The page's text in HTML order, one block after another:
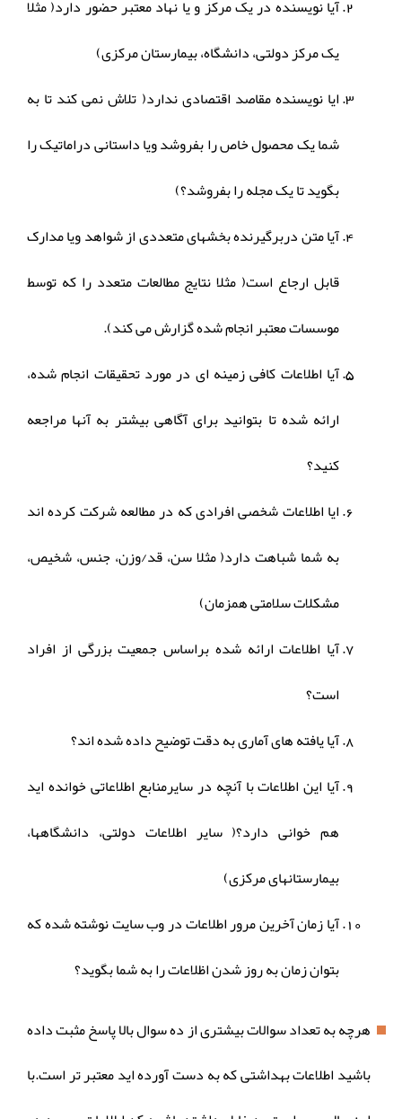
آیا نویسنده در یک مرکز و یا نهاد معتبر حضور دارد( مثلا
یک مرکز دولتی، دانشگاه، بیمارستان مرکزی)
ایا نویسنده مقاصد اقتصادی ندارد( تلاش نمی کند تا به
شما یک محصول خاص را بفروشد ویا داستانی دراماتیک را
بگوید تا یک مجله را بفروشد؟)
آیا متن دربرگیرنده بخشهای متعددی از شواهد ویا مدارک
قابل ارجاع است( مثلا نتایج مطالعات متعدد را که توسط
موسسات معتبر انجام شده گزارش می کند).
آیا اطلاعات کافی زمینه ای در مورد تحقیقات انجام شده،
ارائه شده تا بتوانید برای آگاهی بیشتر به آنها مراجعه
کنید؟
ایا اطلاعات شخصی افرادی که در مطالعه شرکت کرده اند
به شما شباهت دارد( مثلا سن، قد/وزن، جنس، شخیص،
مشکلات سلامتی همزمان)
آیا اطلاعات ارائه شده براساس جمعیت بزرگی از افراد
است؟
آیا یافته های آماری به دقت توضیح داده شده اند؟
آیا این اطلاعات با آنچه در سایرمنابع اطلاعاتی خوانده اید
هم خوانی دارد؟( سایر اطلاعات دولتی، دانشگاهها،
بیمارستانهای مرکزی)
آیا زمان آخرین مرور اطلاعات در وب سایت نوشته شده که
بتوان زمان به روز شدن اظلاعات را به شما بگوید؟
هرچه به تعداد سوالات بیشتری از ده سوال بالا پاسخ مثبت داده
باشید اطلاعات بهداشتی که به دست آورده اید معتبر تر است.با